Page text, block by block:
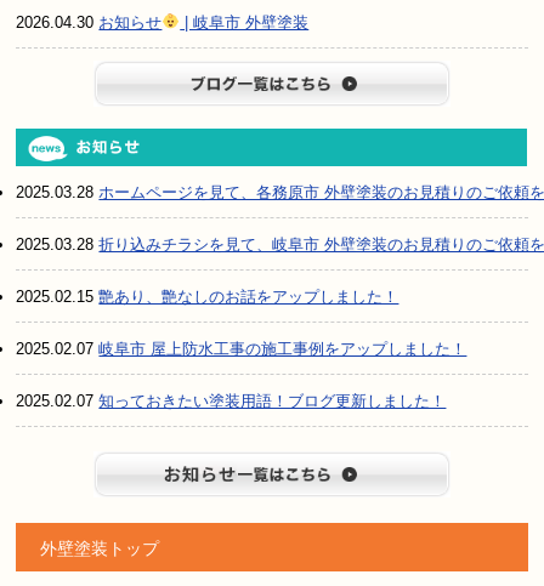
2026.04.30 お知らせ | 岐阜市 外壁塗装
2025.03.28ホームページを見て、各務原市 外壁塗装のお見積りのご依頼
2025.03.28折り込みチラシを見て、岐阜市 外壁塗装のお見積りのご依頼
2025.02.15艶あり、艶なしのお話をアップしました！
2025.02.07岐阜市 屋上防水工事の施工事例をアップしました！
2025.02.07知っておきたい塗装用語！ブログ更新しました！
外壁塗装トップ